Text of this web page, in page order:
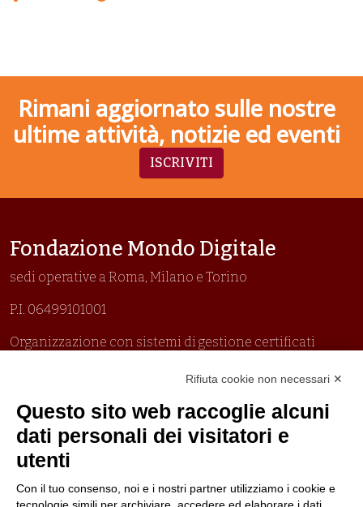
Rimani aggiornato sulle nostre
ultime attività, notizie ed eventi
ISCRIVITI
Fondazione Mondo Digitale
sedi operative a Roma, Milano e Torino
P.I. 06499101001
Organizzazione con sistemi di gestione certificati
Politica per la parità di genere
Politica antibullismo
Rifiuta cookie non necessari ✕
Questo sito web raccoglie alcuni
dati personali dei visitatori e
utenti
Con il tuo consenso, noi e i nostri partner utilizziamo i cookie e